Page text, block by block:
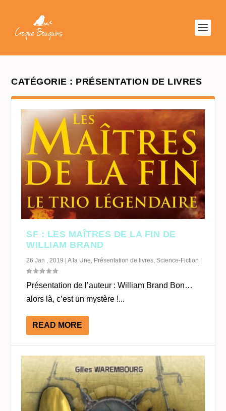
CATÉGORIE : PRÉSENTATION DE LIVRES
SF : LES MAÎTRES DE LA FIN DE
WILLIAM BRAND
26 Jan , 2019 |A la Une Présentation de livres ,Science-Fiction |
Présentation de l’auteur : William Brand Bon…
alors là, c’est un mystère !...
READ MORE